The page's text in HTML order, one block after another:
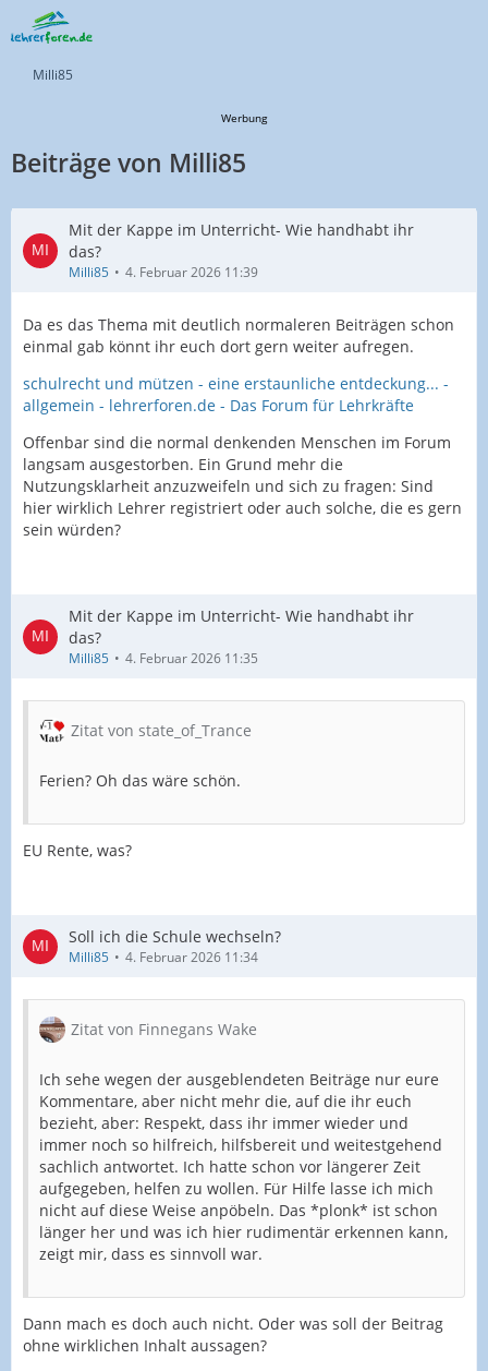
Milli85
Werbung
Beiträge von Milli85
Mit der Kappe im Unterricht- Wie handhabt ihr
das?
Milli85 4. Februar 2026 11:39
Da es das Thema mit deutlich normaleren Beiträgen schon
einmal gab könnt ihr euch dort gern weiter aufregen.
schulrecht und mützen - eine erstaunliche entdeckung... -
allgemein - lehrerforen.de - Das Forum für Lehrkräfte
Offenbar sind die normal denkenden Menschen im Forum
langsam ausgestorben. Ein Grund mehr die
Nutzungsklarheit anzuzweifeln und sich zu fragen: Sind
hier wirklich Lehrer registriert oder auch solche, die es gern
sein würden?
Mit der Kappe im Unterricht- Wie handhabt ihr
das?
Milli85 4. Februar 2026 11:35
Zitat von state_of_Trance
Ferien? Oh das wäre schön.
EU Rente, was?
Soll ich die Schule wechseln?
Milli85 4. Februar 2026 11:34
Zitat von Finnegans Wake
Ich sehe wegen der ausgeblendeten Beiträge nur eure
Kommentare, aber nicht mehr die, auf die ihr euch
bezieht, aber: Respekt, dass ihr immer wieder und
immer noch so hilfreich, hilfsbereit und weitestgehend
sachlich antwortet. Ich hatte schon vor längerer Zeit
aufgegeben, helfen zu wollen. Für Hilfe lasse ich mich
nicht auf diese Weise anpöbeln. Das *plonk* ist schon
länger her und was ich hier rudimentär erkennen kann,
zeigt mir, dass es sinnvoll war.
Dann mach es doch auch nicht. Oder was soll der Beitrag
ohne wirklichen Inhalt aussagen?